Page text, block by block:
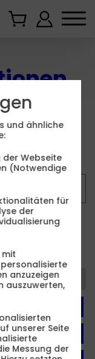
und ähnliche
Webseite
(Notwendige
für
der
mit
anzuzeigen
auszuwerten,
unserer Seite
Messung der